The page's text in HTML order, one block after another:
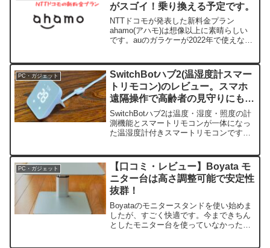
がスゴイ！乗り換える予定です。
NTTドコモが発表した新料金プラン
ahamo(アハモ)は想像以上に素晴らしい
です。auのガラケーが2022年で使えなく
るの...
PC・ガジェット
SwitchBotハブ2(温湿度計スマー
トリモコン)のレビュー。スマホ
遠隔操作で高齢者の見守りにもお
すすめ！
SwitchBotハブ2は温度・湿度・照度の計
測機能とスマートリモコンが一体になっ
た温湿度計付きスマートリモコンです。
とができ...
PC・ガジェット
【口コミ・レビュー】Boyata モ
ニター台は高さ調整可能で安定性
抜群！
Boyataのモニタースタンドを使い始めま
したが、すごく快適です。今まできちん
としたモニター台を使っていなかったの